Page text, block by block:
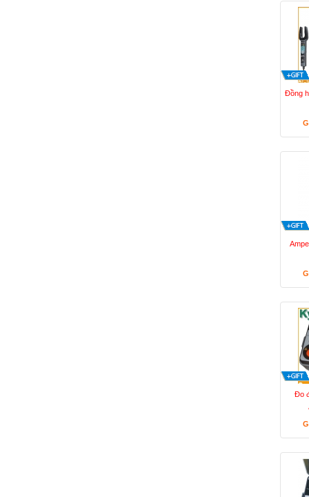
Đồng
Đo